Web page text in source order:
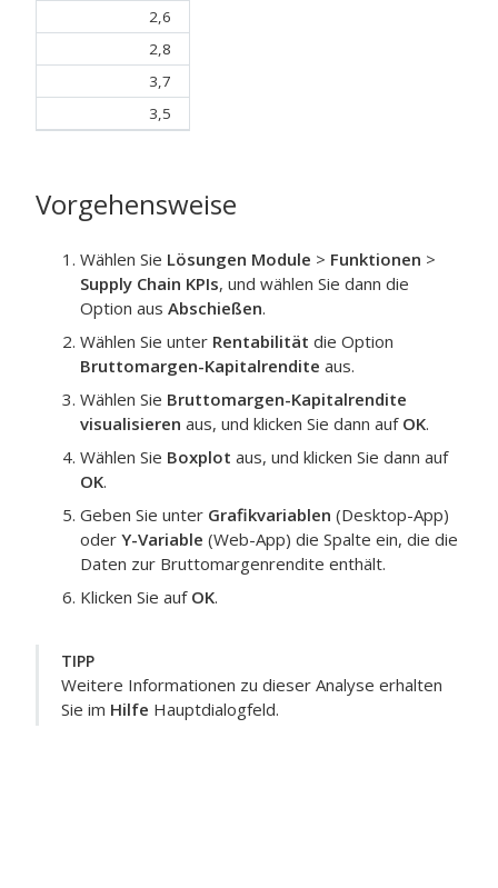
2,6
2,8
3,7
3,5
Vorgehensweise
Wählen Sie Lösungen Module > Funktionen >
Supply Chain KPIs, und wählen Sie dann die
Option aus Abschießen.
Wählen Sie unter Rentabilität die Option
Bruttomargen-Kapitalrendite aus.
Wählen Sie Bruttomargen-Kapitalrendite
visualisieren aus, und klicken Sie dann auf OK.
Wählen Sie Boxplot aus, und klicken Sie dann auf
OK.
Geben Sie unter Grafikvariablen (Desktop-App)
oder Y-Variable (Web-App) die Spalte ein, die die
Daten zur Bruttomargenrendite enthält.
Klicken Sie auf OK.
TIPP
Weitere Informationen zu dieser Analyse erhalten
Sie im Hilfe Hauptdialogfeld.